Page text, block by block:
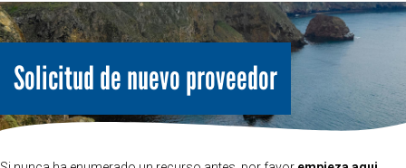
Solicitud de nuevo proveedor